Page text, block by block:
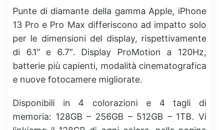
Punte di diamante della gamma Apple, iPhone
13 Pro e Pro Max differiscono ad impatto solo
per le dimensioni del display, rispettivamente
di 6.1″ e 6.7″. Display ProMotion a 120Hz,
batterie più capienti, modalità cinematografica
e nuove fotocamere migliorate.
Disponibili in 4 colorazioni e 4 tagli di
memoria: 128GB – 256GB – 512GB – 1TB. Vi